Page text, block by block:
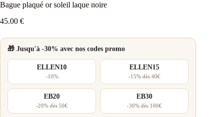
Bague plaqué or soleil laque noire
45.00 €
🎁 Jusqu'à -30% avec nos codes promo
ELLEN10
-10%
ELLEN15
-15% dès 40€
EB20
-20% dès 50€
EB30
-30% dès 100€